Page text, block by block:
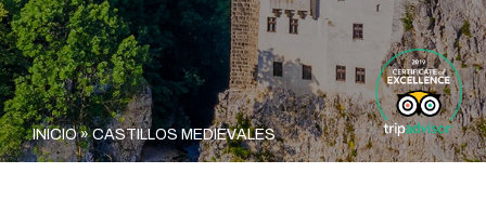
INICIO » CASTILLOS MEDIEVALES